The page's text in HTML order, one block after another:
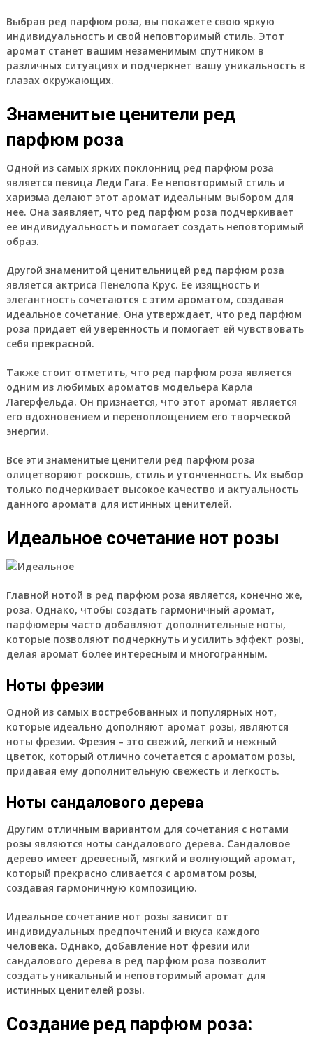
Выбрав ред парфюм роза, вы покажете свою яркую
индивидуальность и свой неповторимый стиль. Этот
аромат станет вашим незаменимым спутником в
различных ситуациях и подчеркнет вашу уникальность в
глазах окружающих.
Знаменитые ценители ред
парфюм роза
Одной из самых ярких поклонниц ред парфюм роза
является певица Леди Гага. Ее неповторимый стиль и
харизма делают этот аромат идеальным выбором для
нее. Она заявляет, что ред парфюм роза подчеркивает
ее индивидуальность и помогает создать неповторимый
образ.
Другой знаменитой ценительницей ред парфюм роза
является актриса Пенелопа Крус. Ее изящность и
элегантность сочетаются с этим ароматом, создавая
идеальное сочетание. Она утверждает, что ред парфюм
роза придает ей уверенность и помогает ей чувствовать
себя прекрасной.
Также стоит отметить, что ред парфюм роза является
одним из любимых ароматов модельера Карла
Лагерфельда. Он признается, что этот аромат является
его вдохновением и перевоплощением его творческой
энергии.
Все эти знаменитые ценители ред парфюм роза
олицетворяют роскошь, стиль и утонченность. Их выбор
только подчеркивает высокое качество и актуальность
данного аромата для истинных ценителей.
Идеальное сочетание нот розы
Главной нотой в ред парфюм роза является, конечно же,
роза. Однако, чтобы создать гармоничный аромат,
парфюмеры часто добавляют дополнительные ноты,
которые позволяют подчеркнуть и усилить эффект розы,
делая аромат более интересным и многогранным.
Ноты фрезии
Одной из самых востребованных и популярных нот,
которые идеально дополняют аромат розы, являются
ноты фрезии. Фрезия – это свежий, легкий и нежный
цветок, который отлично сочетается с ароматом розы,
придавая ему дополнительную свежесть и легкость.
Ноты сандалового дерева
Другим отличным вариантом для сочетания с нотами
розы являются ноты сандалового дерева. Сандаловое
дерево имеет древесный, мягкий и волнующий аромат,
который прекрасно сливается с ароматом розы,
создавая гармоничную композицию.
Идеальное сочетание нот розы зависит от
индивидуальных предпочтений и вкуса каждого
человека. Однако, добавление нот фрезии или
сандалового дерева в ред парфюм роза позволит
создать уникальный и неповторимый аромат для
истинных ценителей розы.
Создание ред парфюм роза: